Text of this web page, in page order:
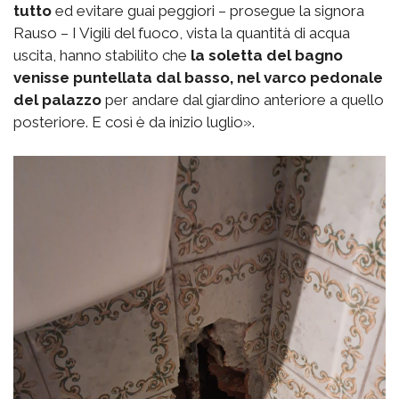
tutto ed evitare guai peggiori – prosegue la signora
Rauso – I Vigili del fuoco, vista la quantità di acqua
uscita, hanno stabilito che la soletta del bagno
venisse puntellata dal basso, nel varco pedonale
del palazzo per andare dal giardino anteriore a quello
posteriore. E così è da inizio luglio».